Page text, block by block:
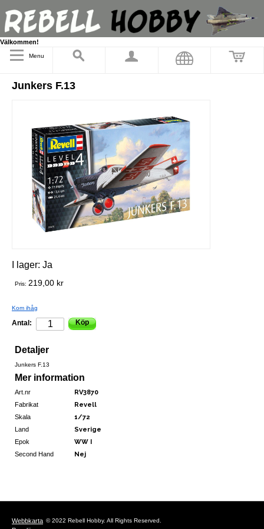
Välkommen!
Menu
Junkers F.13
I lager: Ja
Pris: 219,00 kr
Kom ihåg
Antal: Köp
Detaljer
Junkers F.13
Mer information
Art.nr RV3870
Fabrikat Revell
Skala 1/72
Land Sverige
Epok WW I
Second Hand Nej
Webbkarta © 2022 Rebell Hobby. All Rights Reserved.